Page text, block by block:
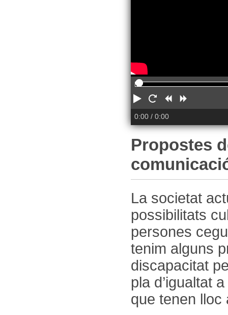
Play ReiniciarRebobinar
0:00/ 0:00
Propostes
La societat
possibilitats
persones
tenim alguns
discapacitat
pla d’igualtat
que tenen